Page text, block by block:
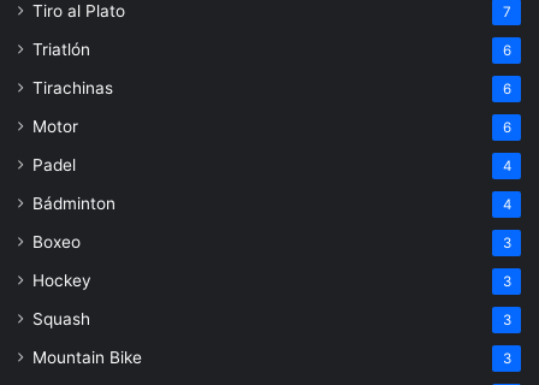
Tiro al Plato 7
Triatlón 6
Tirachinas 6
Motor 6
Padel 4
Bádminton 4
Boxeo 3
Hockey 3
Squash 3
Mountain Bike 3